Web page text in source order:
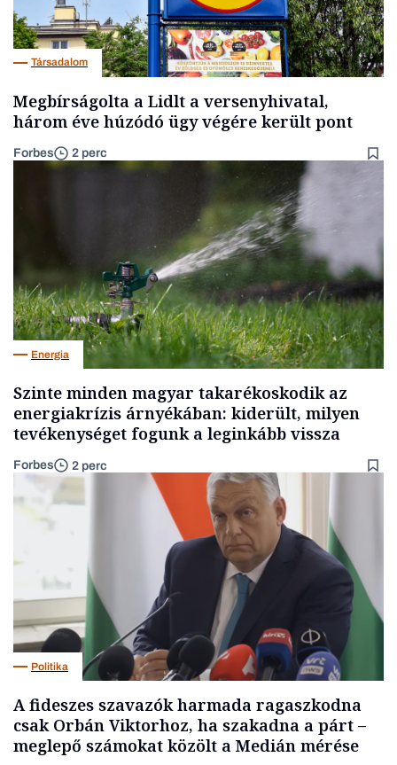
Társadalom
Megbírságolta a Lidlt a versenyhivatal,
három éve húzódó ügy végére került pont
Forbes 2 perc
Energia
Szinte minden magyar takarékoskodik az
energiakrízis árnyékában: kiderült, milyen
tevékenységet fogunk a leginkább vissza
Forbes 2 perc
Politika
A fideszes szavazók harmada ragaszkodna
csak Orbán Viktorhoz, ha szakadna a párt –
meglepő számokat közölt a Medián mérése